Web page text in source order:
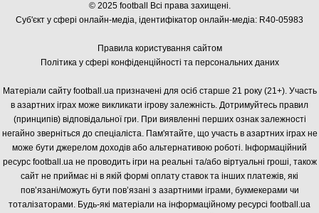
© 2025 football Всі права захищені.
Суб'єкт у сфері онлайн-медіа, ідентифікатор онлайн-медіа: R40-05983
Правила користування сайтом
Політика у сфері конфіденційності та персональних даних
Матеріали сайту football.ua призначені для осіб старше 21 року (21+). Участь
в азартних іграх може викликати ігрову залежність. Дотримуйтесь правил
(принципів) відповідальної гри. При виявленні перших ознак залежності
негайно зверніться до спеціаліста. Пам'ятайте, що участь в азартних іграх не
може бути джерелом доходів або альтернативою роботі. Інформаційний
ресурс football.ua не проводить ігри на реальні та/або віртуальні гроші, також
сайт не приймає ні в якій формі оплату ставок та інших платежів, які
пов’язані/можуть бути пов’язані з азартними іграми, букмекерами чи
тоталізаторами. Будь-які матеріали на інформаційному ресурсі football.ua